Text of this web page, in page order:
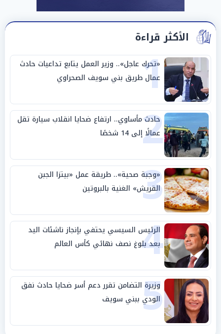
الأكثر قراءة
1
«تحرك عاجل».. وزير العمل يتابع تداعيات حادث
عمال طريق بني سويف الصحراوي
2
حادث مأساوي.. ارتفاع ضحايا انقلاب سيارة تقل
عمالًا إلى 14 شخصًا
3
«وجبة صحية».. طريقة عمل «بيتزا الجبن
القريش» الغنية بالبروتين
4
الرئيس السيسي يحتفي بإنجاز ناشئات اليد
بعد بلوغ نصف نهائي كأس العالم
5
وزيرة التضامن تقرر دعم أسر ضحايا حادث نفق
الودي ببني سويف